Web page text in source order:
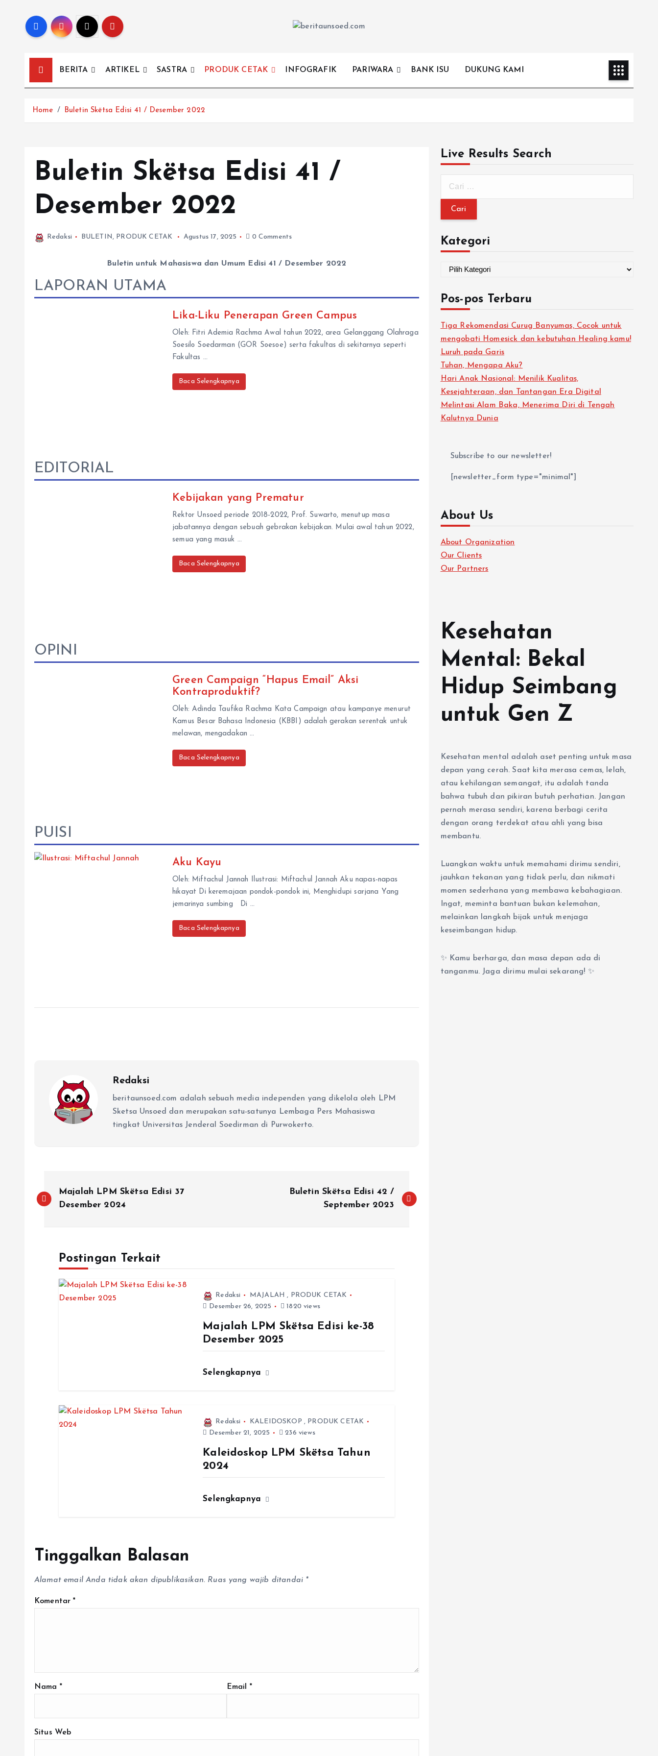
BERITA ARTIKEL SASTRA PRODUK CETAK INFOGRAFIK PARIWARA BANK ISU DUKUNG KAMI
Home Buletin Skëtsa Edisi 41 / Desember 2022
Buletin Skëtsa Edisi 41 /
Desember 2022
Redaksi BULETIN, PRODUK CETAK Agustus 17, 2025 0 Comments
Buletin untuk Mahasiswa dan Umum Edisi 41 / Desember 2022
LAPORAN UTAMA
Lika-Liku Penerapan Green Campus
Oleh: Fitri Ademia Rachma Awal tahun 2022, area Gelanggang Olahraga
Soesilo Soedarman (GOR Soesoe) serta fakultas di sekitarnya seperti
Fakultas …
Baca Selengkapnya
EDITORIAL
Kebijakan yang Prematur
Rektor Unsoed periode 2018-2022, Prof. Suwarto, menutup masa
jabatannya dengan sebuah gebrakan kebijakan. Mulai awal tahun 2022,
semua yang masuk …
Baca Selengkapnya
OPINI
Green Campaign “Hapus Email” Aksi
Kontraproduktif?
Oleh: Adinda Taufika Rachma Kata Campaign atau kampanye menurut
Kamus Besar Bahasa Indonesia (KBBI) adalah gerakan serentak untuk
melawan, mengadakan …
Baca Selengkapnya
PUISI
Aku Kayu
Oleh: Miftachul Jannah Ilustrasi: Miftachul Jannah Aku napas-napas
hikayat Di keremajaan pondok-pondok ini, Menghidupi sarjana Yang
jemarinya sumbing Di …
Baca Selengkapnya
Redaksi
beritaunsoed.com adalah sebuah media independen yang dikelola oleh LPM
Sketsa Unsoed dan merupakan satu-satunya Lembaga Pers Mahasiswa
tingkat Universitas Jenderal Soedirman di Purwokerto.
Majalah LPM Skëtsa Edisi 37
Desember 2024
Buletin Skëtsa Edisi 42 /
September 2023
Postingan Terkait
Redaksi MAJALAH , PRODUK CETAK
Desember 26, 2025
1820 views
Majalah LPM Skëtsa Edisi ke-38
Desember 2025
Selengkapnya
Redaksi KALEIDOSKOP , PRODUK CETAK
Desember 21, 2025
236 views
Kaleidoskop LPM Skëtsa Tahun
2024
Selengkapnya
Tinggalkan Balasan
Alamat email Anda tidak akan dipublikasikan. Ruas yang wajib ditandai *
Komentar*
Nama * Email *
Situs Web
Live Results Search
Kategori
Pos-pos Terbaru
Tiga Rekomendasi Curug Banyumas, Cocok untuk
mengobati Homesick dan kebutuhan Healing kamu!
Luruh pada Garis
Tuhan, Mengapa Aku?
Hari Anak Nasional: Menilik Kualitas,
Kesejahteraan, dan Tantangan Era Digital
Melintasi Alam Baka, Menerima Diri di Tengah
Kalutnya Dunia
Subscribe to our newsletter!
[newsletter_form type="minimal"]
About Us
About Organization
Our Clients
Our Partners
Kesehatan
Mental: Bekal
Hidup Seimbang
untuk Gen Z
Kesehatan mental adalah aset penting untuk masa
depan yang cerah. Saat kita merasa cemas, lelah,
atau kehilangan semangat, itu adalah tanda
bahwa tubuh dan pikiran butuh perhatian. Jangan
pernah merasa sendiri, karena berbagi cerita
dengan orang terdekat atau ahli yang bisa
membantu.
Luangkan waktu untuk memahami dirimu sendiri,
jauhkan tekanan yang tidak perlu, dan nikmati
momen sederhana yang membawa kebahagiaan.
Ingat, meminta bantuan bukan kelemahan,
melainkan langkah bijak untuk menjaga
keseimbangan hidup.
✨ Kamu berharga, dan masa depan ada di
tanganmu. Jaga dirimu mulai sekarang! ✨